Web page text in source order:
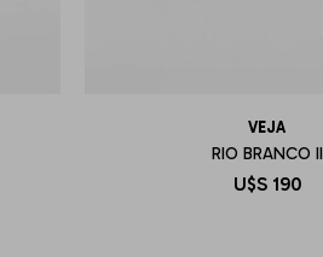
VEJA
RIO BRANCO II
U$S 190